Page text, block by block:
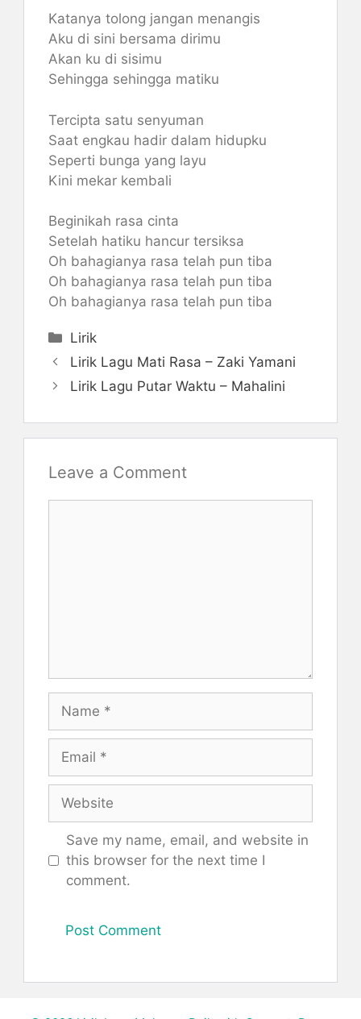
Katanya tolong jangan menangis
Aku di sini bersama dirimu
Akan ku di sisimu
Sehingga sehingga matiku
Tercipta satu senyuman
Saat engkau hadir dalam hidupku
Seperti bunga yang layu
Kini mekar kembali
Beginikah rasa cinta
Setelah hatiku hancur tersiksa
Oh bahagianya rasa telah pun tiba
Oh bahagianya rasa telah pun tiba
Oh bahagianya rasa telah pun tiba
Categories
Lirik
Lirik Lagu Mati Rasa – Zaki Yamani
Lirik Lagu Putar Waktu – Mahalini
Leave a Comment
Name
Email
Website
Save my name, email, and website in
this browser for the next time I
comment.